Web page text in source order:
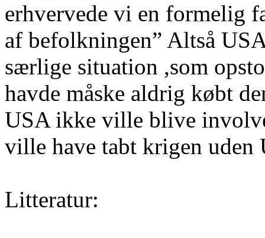
erhvervede vi en formelig
af befolkningen” Altså
særlige situation ,som
havde måske aldrig købt
USA ikke ville blive
ville have tabt krigen uden
Litteratur: